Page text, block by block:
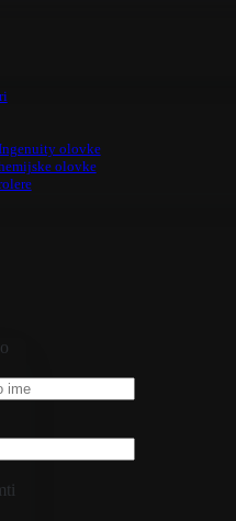
olovke
olovke